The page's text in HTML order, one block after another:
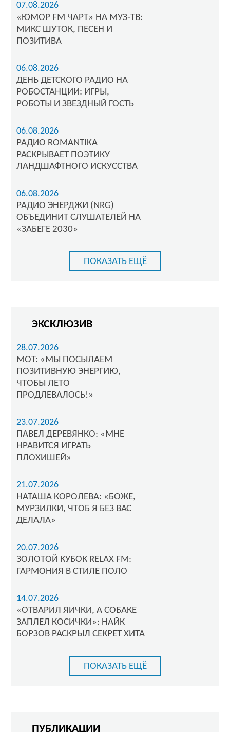
07.08.2026
«ЮМОР FM ЧАРТ» НА МУЗ‑ТВ:
МИКС ШУТОК, ПЕСЕН И
ПОЗИТИВА
06.08.2026
ДЕНЬ ДЕТСКОГО РАДИО НА
РОБОСТАНЦИИ: ИГРЫ,
РОБОТЫ И ЗВЕЗДНЫЙ ГОСТЬ
06.08.2026
РАДИО ROMANTIKA
РАСКРЫВАЕТ ПОЭТИКУ
ЛАНДШАФТНОГО ИСКУССТВА
06.08.2026
РАДИО ЭНЕРДЖИ (NRG)
ОБЪЕДИНИТ СЛУШАТЕЛЕЙ НА
«ЗАБЕГЕ 2030»
ПОКАЗАТЬ ЕЩЁ
ЭКСКЛЮЗИВ
28.07.2026
МОТ: «МЫ ПОСЫЛАЕМ
ПОЗИТИВНУЮ ЭНЕРГИЮ,
ЧТОБЫ ЛЕТО
ПРОДЛЕВАЛОСЬ!»
23.07.2026
ПАВЕЛ ДЕРЕВЯНКО: «МНЕ
НРАВИТСЯ ИГРАТЬ
ПЛОХИШЕЙ»
21.07.2026
НАТАША КОРОЛЕВА: «БОЖЕ,
МУРЗИЛКИ, ЧТОБ Я БЕЗ ВАС
ДЕЛАЛА»
20.07.2026
ЗОЛОТОЙ КУБОК RELAX FM:
ГАРМОНИЯ В СТИЛЕ ПОЛО
14.07.2026
«ОТВАРИЛ ЯИЧКИ, А СОБАКЕ
ЗАПЛЕЛ КОСИЧКИ»: НАЙК
БОРЗОВ РАСКРЫЛ СЕКРЕТ ХИТА
ПОКАЗАТЬ ЕЩЁ
ПУБЛИКАЦИИ